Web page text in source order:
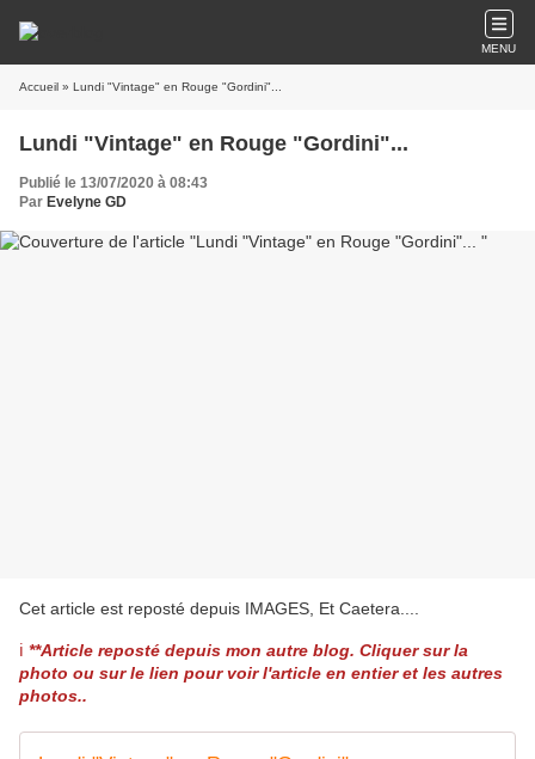
MENU
Accueil » Lundi "Vintage" en Rouge "Gordini"...
Lundi "Vintage" en Rouge "Gordini"...
Publié le 13/07/2020 à 08:43
Par Evelyne GD
Cet article est reposté depuis IMAGES, Et Caetera...
ℹ️ **Article reposté depuis mon autre blog. Cliquer sur la
photo ou sur le lien pour voir l'article en entier et les autres
photos..